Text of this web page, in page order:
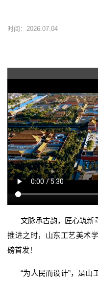
时间：2026.07.04
文脉承古韵，匠心筑新
推进之时，山东工艺美术
磅首发！
“为人民而设计”，是山